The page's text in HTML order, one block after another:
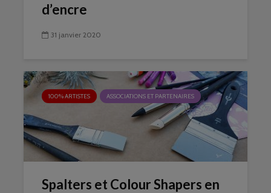
d’encre
31 janvier 2020
100% ARTISTES ASSOCIATIONS ET PARTENAIRES
Spalters et Colour Shapers en